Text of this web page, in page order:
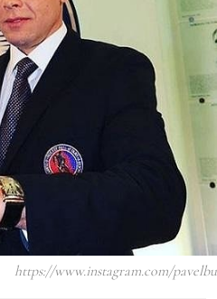
https://www.instagram.com/